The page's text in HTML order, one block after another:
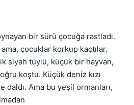
bir sürü çocuğa rastladı.
çocuklar korkup kaçtılar.
siyah tüylü, küçük bir hayvan,
koştu. Küçük deniz kızı
daldı. Ama bu yeşil ormanları,